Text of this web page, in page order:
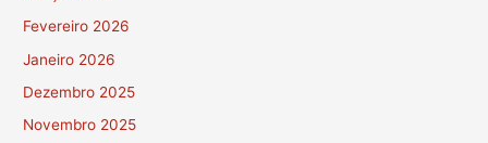
Fevereiro 2026
Janeiro 2026
Dezembro 2025
Novembro 2025